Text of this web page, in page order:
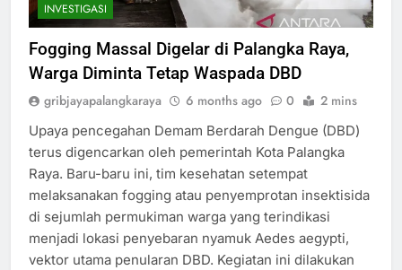
INVESTIGASI
Fogging Massal Digelar di Palangka Raya,
Warga Diminta Tetap Waspada DBD
gribjayapalangkaraya 6 months ago 0 2 mins
Upaya pencegahan Demam Berdarah Dengue (DBD)
terus digencarkan oleh pemerintah Kota Palangka
Raya. Baru-baru ini, tim kesehatan setempat
melaksanakan fogging atau penyemprotan insektisida
di sejumlah permukiman warga yang terindikasi
menjadi lokasi penyebaran nyamuk Aedes aegypti,
vektor utama penularan DBD. Kegiatan ini dilakukan